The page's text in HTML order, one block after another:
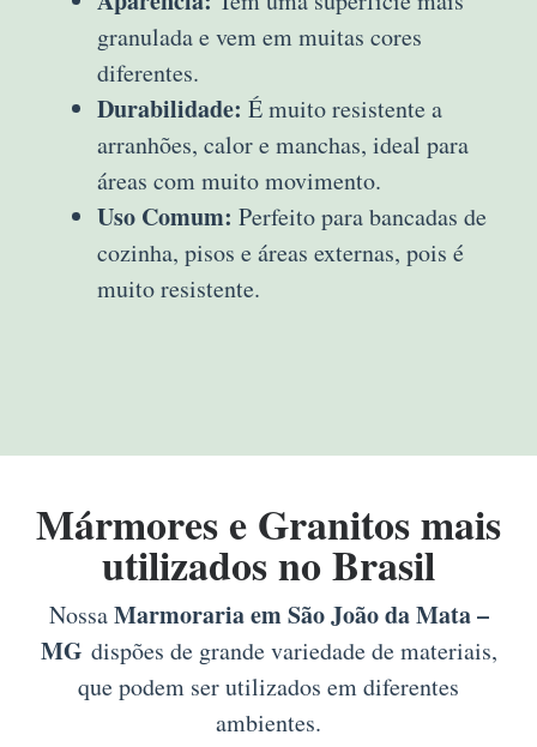
granulada e vem em muitas cores
diferentes.
Durabilidade: É muito resistente a
arranhões, calor e manchas, ideal para
áreas com muito movimento.
Uso Comum: Perfeito para bancadas de
cozinha, pisos e áreas externas, pois é
muito resistente.
Mármores e Granitos mais
utilizados no Brasil
NossaMarmoraria em São João da Mata –
MG dispões de grande variedade de materiais,
que podem ser utilizados em diferentes
ambientes.